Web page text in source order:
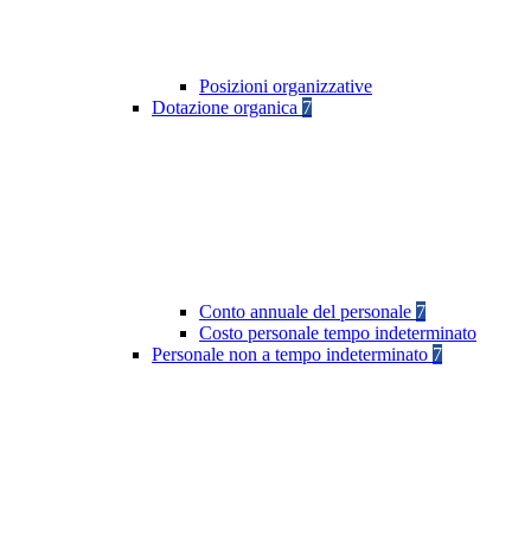
Posizioni organizzative
Dotazione organica 7
Conto annuale del personale 7
Costo personale tempo indeterminato
Personale non a tempo indeterminato 7